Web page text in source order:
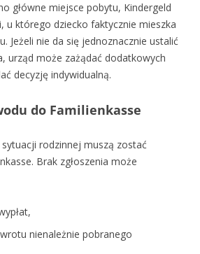
główne miejsce pobytu, Kindergeld
u którego dziecko faktycznie mieszka
Jeżeli nie da się jednoznacznie ustalić
urząd może zażądać dodatkowych
decyzję indywidualną.
do Familienkasse
rodzinnej muszą zostać
Brak zgłoszenia może
nienależnie pobranego